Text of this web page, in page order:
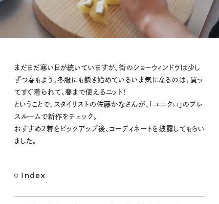
M
t
まだまだ寒い日が続いていますが、街のショーウィンドウは少し
ずつ春もよう。冬服にも飽き始めているいま気になるのは、買っ
てすぐ着られて、春まで使えるニット！
ということで、スタイリストの佐藤かなさんが、「ユニクロ」のプレ
スルームで新作をチェック。
おすすめ2着をピックアップ後、コーディネートを披露してもらい
ました。
Index